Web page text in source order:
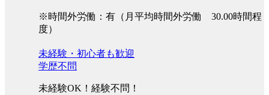
※時間外労働：有（月平均時間外労働 30.00時間程
度）
未経験・初心者も歓迎
学歴不問
未経験OK！経験不問！